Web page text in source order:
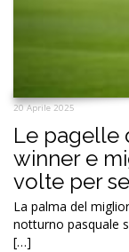
20 Aprile 2025
Le pagelle
winner e
volte per
La palma del
notturno pasquale
[…]